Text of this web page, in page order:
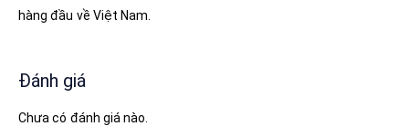
hàng đầu về Việt Nam.
Đánh giá
Chưa có đánh giá nào.